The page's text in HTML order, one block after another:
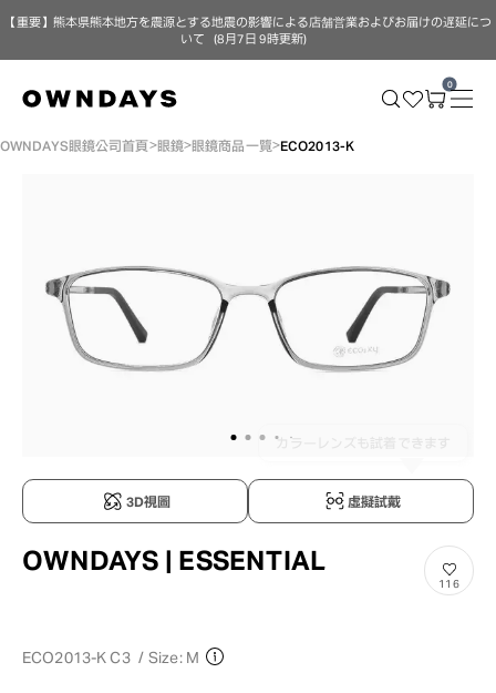
【重要】熊本県熊本地方を震源とする地震の影響による店舗営業およびお届けの遅延につ
いて（8月7日 9時更新）
0
OWNDAYS眼鏡公司首頁 眼鏡 眼鏡商品一覽 ECO2013-K
3D視圖 虛擬試戴
OWNDAYS | ESSENTIAL
ECO2013-K C3 / Size: M
116